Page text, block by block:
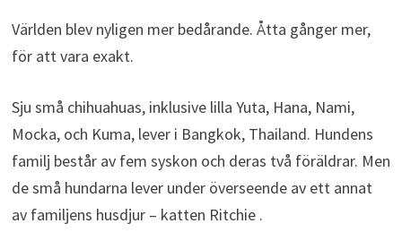
Världen blev nyligen mer bedårande. Åtta gånger mer,
för att vara exakt.
Sju små chihuahuas, inklusive lilla Yuta, Hana, Nami,
Mocka, och Kuma, lever i Bangkok, Thailand. Hundens
familj består av fem syskon och deras två föräldrar. Men
de små hundarna lever under överseende av ett annat
av familjens husdjur – katten Ritchie .